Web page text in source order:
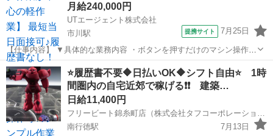
月給240,000円
UTエージェント株式会社
市川駅
提携サイト 7月25日
【仕事内容】 ▼具体的な業務内容 ・ボタンを押すだけのマシン操作
・製品にキズがないかコツコツチェックする検査 ・手のひらサイズの
製品組み立て ・できあがった製品の梱包、ラベル貼り ・材料の取り出
し、ピッキング作...
千葉 市川市 市川駅 建築
⭐履歴書不要🔶日払いOK🔶シフト自由⭐ 1時
間圏内の自宅近郊で稼げる❗❗ 建築…
日給11,400円
南行徳駅
7月13日